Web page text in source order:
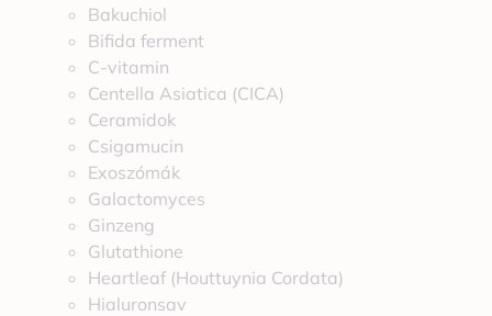
Bakuchiol
Bifida ferment
C-vitamin
Centella Asiatica (CICA)
Ceramidok
Csigamucin
Exoszómák
Galactomyces
Ginzeng
Glutathione
Heartleaf (Houttuynia Cordata)
Hialuronsav